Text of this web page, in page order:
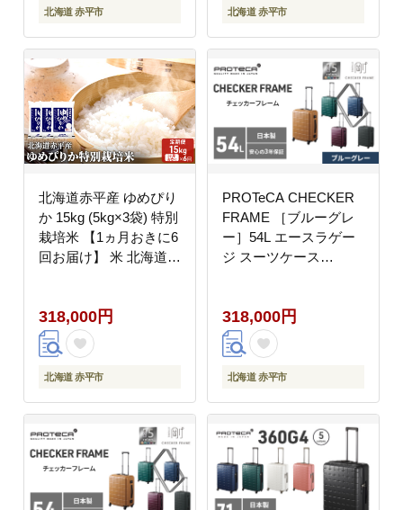
北海道 赤平市 北海道 赤平市
北海道赤平産 ゆめぴり
か 15kg (5kg×3袋) 特別
栽培米 【1ヵ月おきに6
回お届け】 米 北海道
318,000円
北海道 赤平市
PROTeCA CHECKER
FRAME ［ブルーグレ
ー］54L エースラゲー
ジ スーツケース
レーム 旅 キャリー か
ばん バッグ 国産 日本
製 抗ウイルス仕様
318,000円
北海道 赤平市